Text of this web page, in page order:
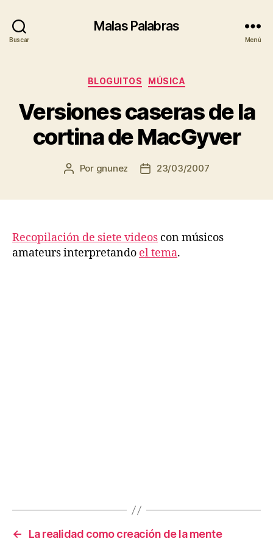
Buscar
Malas Palabras
Menú
Categorías
BLOGUITOS MÚSICA
Versiones caseras de la
cortina de MacGyver
Autor
Por gnunez
Fecha23/03/2007
Recopilación de siete videos con músicos
amateurs interpretando el tema.
←
La realidad como creación de la mente